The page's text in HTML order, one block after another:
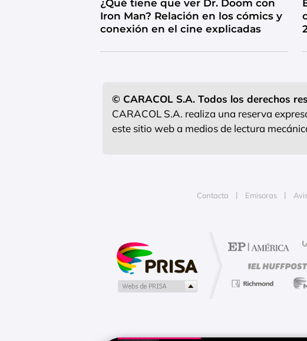
¿Qué tiene que ver Dr. Doom con
Iron Man? Relación en los cómics y
conexión en el cine explicadas
© CARACOL S.A. Todos los derechos
CARACOL S.A. realiza una reserva
este sitio web a medios de lectura
Contacta Emisoras